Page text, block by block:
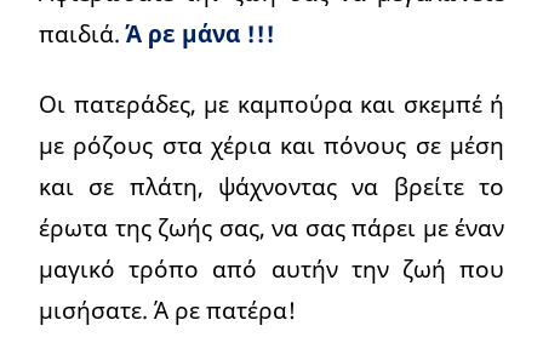
παιδιά.Ά ρε μάνα !!!
Οι πατεράδες, με καμπούρα και σκεμπέ ή
με ρόζους στα χέρια και πόνους σε μέση
και σε πλάτη, ψάχνοντας να βρείτε το
έρωτα της ζωής σας, να σας πάρει με έναν
μαγικό τρόπο από αυτήν την ζωή που
μισήσατε. Ά ρε πατέρα!